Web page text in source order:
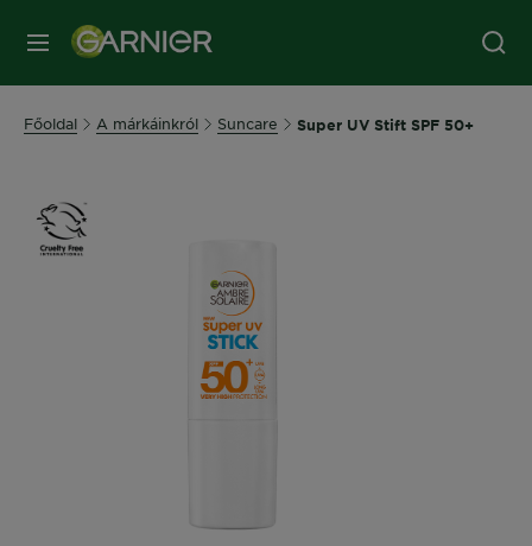
MENÜ
Főoldal A márkáinkról Suncare Super UV Stift SPF 50+